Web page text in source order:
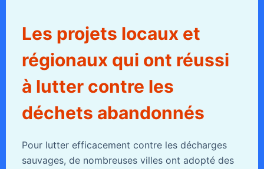
Les projets locaux et
régionaux qui ont réussi
à lutter contre les
déchets abandonnés
Pour lutter efficacement contre les décharges
sauvages, de nombreuses villes ont adopté des